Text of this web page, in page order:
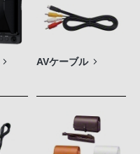
AVケーブル